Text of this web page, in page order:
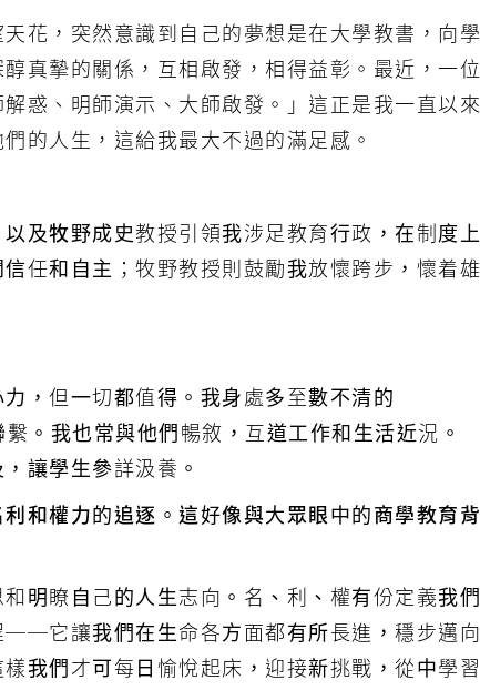
花，突然意識到自己的夢想是在大學教書，向學
真摯的關係，互相啟發，相得益彰。最近，一位
惑、明師演示、大師啟發。」這正是我一直以來
的人生，這給我最大不過的滿足感。
以及牧野成史教授引領我涉足教育行政，在制度上
任和自主；牧野教授則鼓勵我放懷跨步，懷着雄
，但一切都值得。我身處多至數不清的
。我也常與他們暢敘，互道工作和生活近況。
讓學生參詳汲養。
和權力的追逐。這好像與大眾眼中的商學教育背
明瞭自己的人生志向。名、利、權有份定義我們
它讓我們在生命各方面都有所長進，穩步邁向
我們才可每日愉悅起床，迎接新挑戰，從中學習